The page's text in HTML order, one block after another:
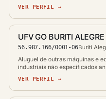
VER PERFIL →
UFV GO BURITI
56.987.166/0001-06Buriti
Aluguel de outras máquinas e
industriais não especificados
VER PERFIL →